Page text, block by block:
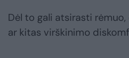
Dėl to gali atsirasti
ar kitas virškinimo